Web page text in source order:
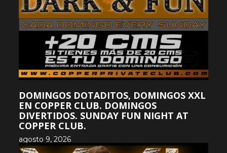
DOMINGOS DOTADITOS, DOMINGOS XXL
EN COPPER CLUB. DOMINGOS
DIVERTIDOS. SUNDAY FUN NIGHT AT
COPPER CLUB.
agosto 9, 2026